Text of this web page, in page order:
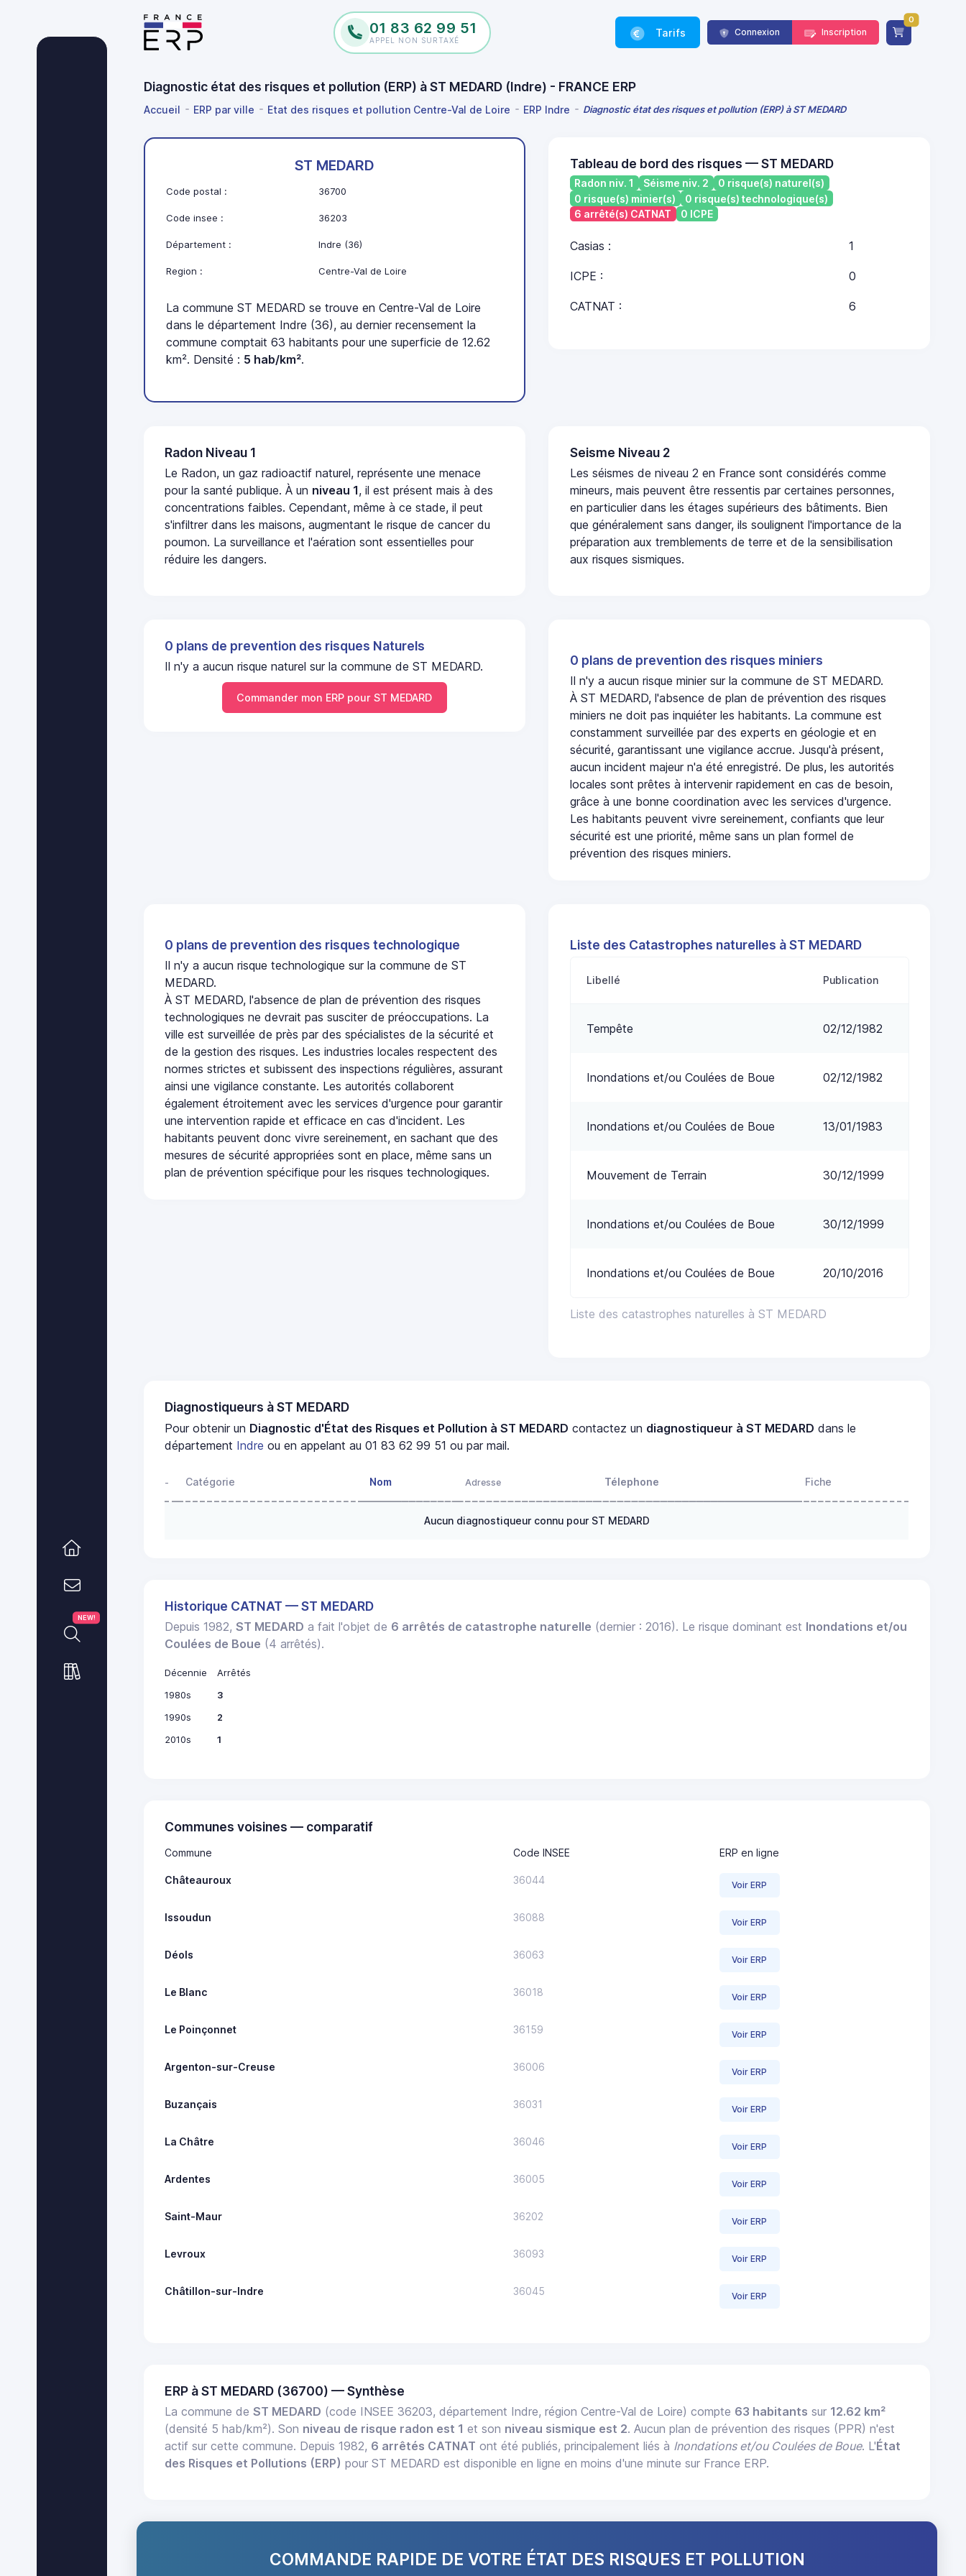
01 83 62 99 51
APPEL NON SURTAXÉ
Tarifs Connexion Inscription
0
Diagnostic état des risques et pollution (ERP) à ST MEDARD (Indre) - FRANCE ERP
Accueil ERP par ville Etat des risques et pollution Centre-Val de Loire ERP Indre Diagnostic état des risques et pollution (ERP) à ST MEDARD
NEW!
ST MEDARD
Code postal : 36700
Code insee : 36203
Département : Indre (36)
Region : Centre-Val de Loire
La commune ST MEDARD se trouve en Centre-Val de Loire
dans le département Indre (36), au dernier recensement la
commune comptait 63 habitants pour une superficie de 12.62
km². Densité : 5 hab/km².
Tableau de bord des risques — ST MEDARD
Radon niv. 1 Séisme niv. 2
0 risque(s) naturel(s)
0 risque(s) minier(s)
0 risque(s) technologique(s)
6 arrêté(s) CATNAT
0 ICPE
Casias : 1
ICPE : 0
CATNAT : 6
Radon Niveau 1
Le Radon, un gaz radioactif naturel, représente une menace
pour la santé publique. À un niveau 1, il est présent mais à des
concentrations faibles. Cependant, même à ce stade, il peut
s'infiltrer dans les maisons, augmentant le risque de cancer du
poumon. La surveillance et l'aération sont essentielles pour
réduire les dangers.
Seisme Niveau 2
Les séismes de niveau 2 en France sont considérés comme
mineurs, mais peuvent être ressentis par certaines personnes,
en particulier dans les étages supérieurs des bâtiments. Bien
que généralement sans danger, ils soulignent l'importance de la
préparation aux tremblements de terre et de la sensibilisation
aux risques sismiques.
0 plans de prevention des risques Naturels
Il n'y a aucun risque naturel sur la commune de ST MEDARD.
Commander mon ERP pour ST MEDARD
0 plans de prevention des risques miniers
Il n'y a aucun risque minier sur la commune de ST MEDARD.
À ST MEDARD, l'absence de plan de prévention des risques
miniers ne doit pas inquiéter les habitants. La commune est
constamment surveillée par des experts en géologie et en
sécurité, garantissant une vigilance accrue. Jusqu'à présent,
aucun incident majeur n'a été enregistré. De plus, les autorités
locales sont prêtes à intervenir rapidement en cas de besoin,
grâce à une bonne coordination avec les services d'urgence.
Les habitants peuvent vivre sereinement, confiants que leur
sécurité est une priorité, même sans un plan formel de
prévention des risques miniers.
0 plans de prevention des risques technologique
Il n'y a aucun risque technologique sur la commune de ST
MEDARD.
À ST MEDARD, l'absence de plan de prévention des risques
technologiques ne devrait pas susciter de préoccupations. La
ville est surveillée de près par des spécialistes de la sécurité et
de la gestion des risques. Les industries locales respectent des
normes strictes et subissent des inspections régulières, assurant
ainsi une vigilance constante. Les autorités collaborent
également étroitement avec les services d'urgence pour garantir
une intervention rapide et efficace en cas d'incident. Les
habitants peuvent donc vivre sereinement, en sachant que des
mesures de sécurité appropriées sont en place, même sans un
plan de prévention spécifique pour les risques technologiques.
Liste des Catastrophes naturelles à ST MEDARD
Liste des catastrophes naturelles à ST MEDARD
Libellé Publication
Tempête 02/12/1982
Inondations et/ou Coulées de Boue 02/12/1982
Inondations et/ou Coulées de Boue 13/01/1983
Mouvement de Terrain 30/12/1999
Inondations et/ou Coulées de Boue 30/12/1999
Inondations et/ou Coulées de Boue 20/10/2016
Diagnostiqueurs à ST MEDARD
Pour obtenir un Diagnostic d'État des Risques et Pollution à ST MEDARD contactez un diagnostiqueur à ST MEDARD dans le
département Indre ou en appelant au 01 83 62 99 51 ou par mail.
- Catégorie Nom Adresse Télephone Fiche
Aucun diagnostiqueur connu pour ST MEDARD
Historique CATNAT — ST MEDARD
Depuis 1982,ST MEDARD a fait l'objet de 6 arrêtés de catastrophe naturelle (dernier : 2016). Le risque dominant est Inondations et/ou
Coulées de Boue (4 arrêtés).
Décennie
Arrêtés
1980s
3
1990s
2
2010s
1
Communes voisines — comparatif
Commune Code INSEE ERP en ligne
Châteauroux 36044 Voir ERP
Issoudun 36088 Voir ERP
Déols 36063 Voir ERP
Le Blanc 36018 Voir ERP
Le Poinçonnet 36159 Voir ERP
Argenton-sur-Creuse 36006 Voir ERP
Buzançais 36031 Voir ERP
La Châtre 36046 Voir ERP
Ardentes 36005 Voir ERP
Saint-Maur 36202 Voir ERP
Levroux 36093 Voir ERP
Châtillon-sur-Indre 36045 Voir ERP
ERP à ST MEDARD (36700) — Synthèse
La commune deST MEDARD (code INSEE 36203, département Indre, région Centre-Val de Loire) compte 63 habitants sur 12.62 km²
(densité 5 hab/km²). Son niveau de risque radon est 1 et son niveau sismique est 2. Aucun plan de prévention des risques (PPR) n'est
actif sur cette commune. Depuis 1982, 6 arrêtés CATNAT ont été publiés, principalement liés à Inondations et/ou Coulées de Boue. L'État
des Risques et Pollutions (ERP) pour ST MEDARD est disponible en ligne en moins d'une minute sur France ERP.
COMMANDE RAPIDE DE VOTRE ÉTAT DES RISQUES ET POLLUTION